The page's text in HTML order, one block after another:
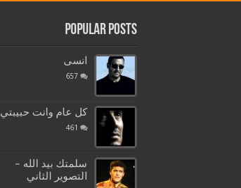
Popular Posts
انسى
657
كل عام وانت حبيبتي
461
سلمتك بيد الله –
التصوير الثاني